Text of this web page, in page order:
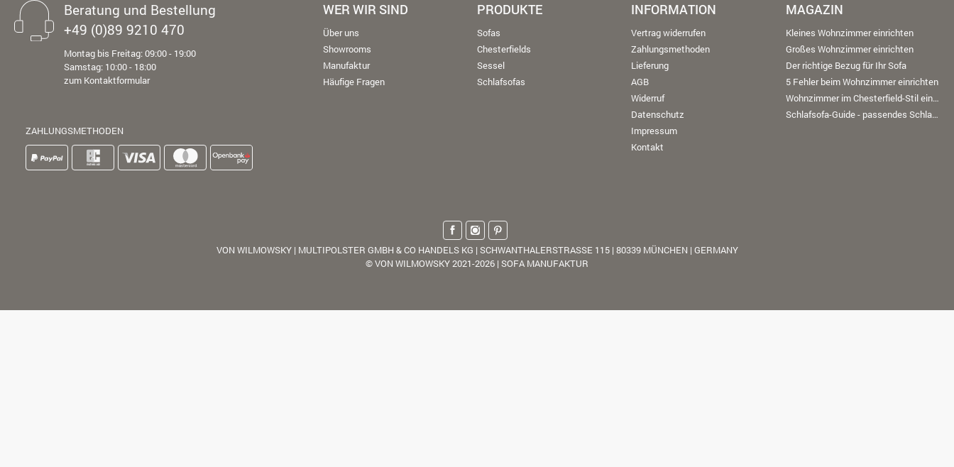
Beratung und Bestellung
+49 (0)89 9210 470
Montag bis Freitag: 09:00 - 19:00
Samstag: 10:00 - 18:00
zum Kontaktformular
ZAHLUNGSMETHODEN
WER WIR SIND
Über uns
Showrooms
Manufaktur
Häufige Fragen
PRODUKTE
Sofas
Chesterfields
Sessel
Schlafsofas
INFORMATION
Vertrag widerrufen
Zahlungsmethoden
Lieferung
AGB
Widerruf
Datenschutz
Impressum
Kontakt
MAGAZIN
Kleines Wohnzimmer einrichten
Großes Wohnzimmer einrichten
Der richtige Bezug für Ihr Sofa
5 Fehler beim Wohnzimmer einrichten
Wohnzimmer im Chesterfield-Stil einrichten
Schlafsofa-Guide - passendes Schlafsofa finden
VON WILMOWSKY | MULTIPOLSTER GMBH & CO HANDELS KG | SCHWANTHALERSTRASSE 115 | 80339 MÜNCHEN | GERMANY
© VON WILMOWSKY 2021-2026 | SOFA MANUFAKTUR